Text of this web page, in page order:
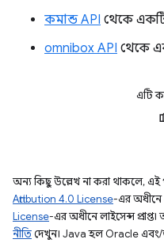
কমান্ড API থেকে একটি
omnibox API থেকে
এটি
অন্য কিছু উল্লেখ না করা থাকলে, এই
Attribution 4.0 License-এর
License-এর অধীনে লাইসেন্স
নীতিদেখুন। Java হল Oracle এবং/